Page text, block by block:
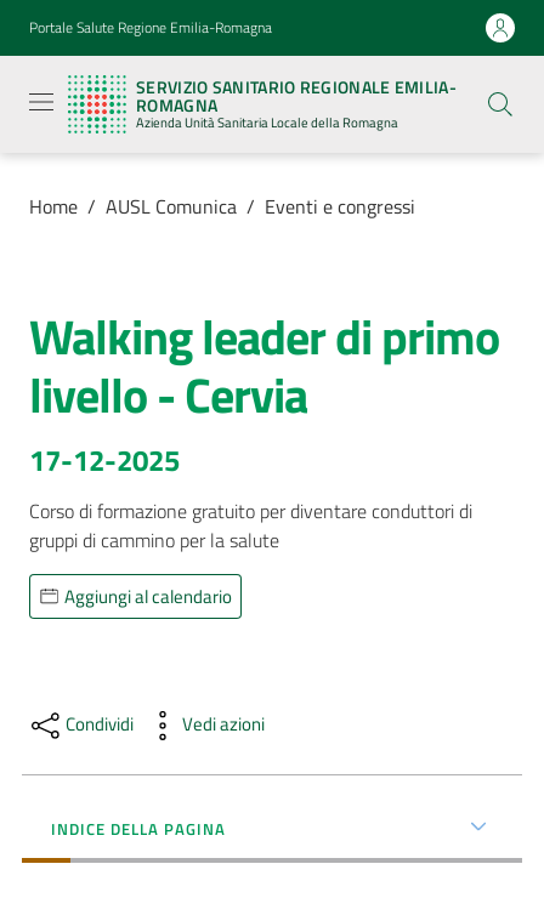
Vai al contenuto
Vai alla navigazione
Vai al footer
Portale Salute Regione Emilia-Romagna
SERVIZIO SANITARIO REGIONALE EMILIA-
ROMAGNA
Azienda Unità Sanitaria Locale della Romagna
Sanitario
Regionale
Emilia-
Romagna
Azienda
Sanitaria
Locale della
Azienda
Servizi
Luoghi
di
cura
AUSL
Comunica
dei
Servizi
Home / AUSL Comunica / Eventi e congressi
Salta al contenuto
Walking leader di primo
livello - Cervia
17-12-2025
Corso di formazione gratuito per diventare conduttori di
gruppi di cammino per la salute
Aggiungi al calendario
Condividi Vedi azioni
INDICE DELLA PAGINA